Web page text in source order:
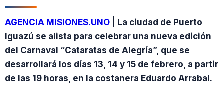
AGENCIA MISIONES.UNO | La ciudad de Puerto
Iguazú se alista para celebrar una nueva edición
del Carnaval “Cataratas de Alegría”, que se
desarrollará los días 13, 14 y 15 de febrero, a partir
de las 19 horas, en la costanera Eduardo Arrabal.